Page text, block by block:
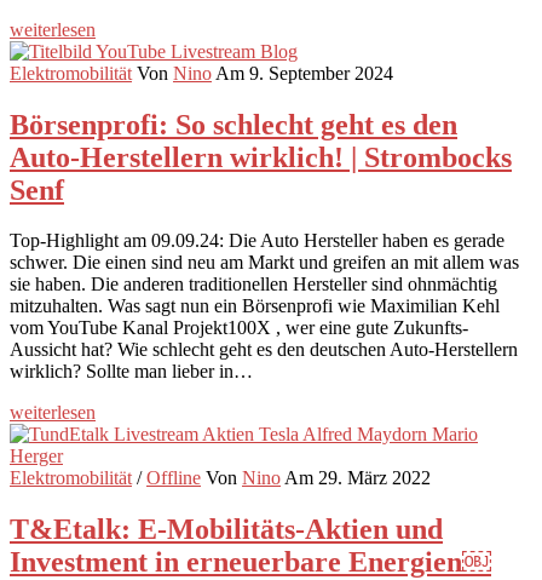
weiterlesen
Elektromobilität Von Nino Am 9. September 2024
Börsenprofi: So schlecht geht es den
Auto-Herstellern wirklich! | Strombocks
Senf
Top-Highlight am 09.09.24: Die Auto Hersteller haben es gerade
schwer. Die einen sind neu am Markt und greifen an mit allem was
sie haben. Die anderen traditionellen Hersteller sind ohnmächtig
mitzuhalten. Was sagt nun ein Börsenprofi wie Maximilian Kehl
vom YouTube Kanal Projekt100X , wer eine gute Zukunfts-
Aussicht hat? Wie schlecht geht es den deutschen Auto-Herstellern
wirklich? Sollte man lieber in…
weiterlesen
Elektromobilität/Offline Von NinoAm 29. März 2022
T&Etalk: E-Mobilitäts-Aktien und
Investment in erneuerbare Energien￼